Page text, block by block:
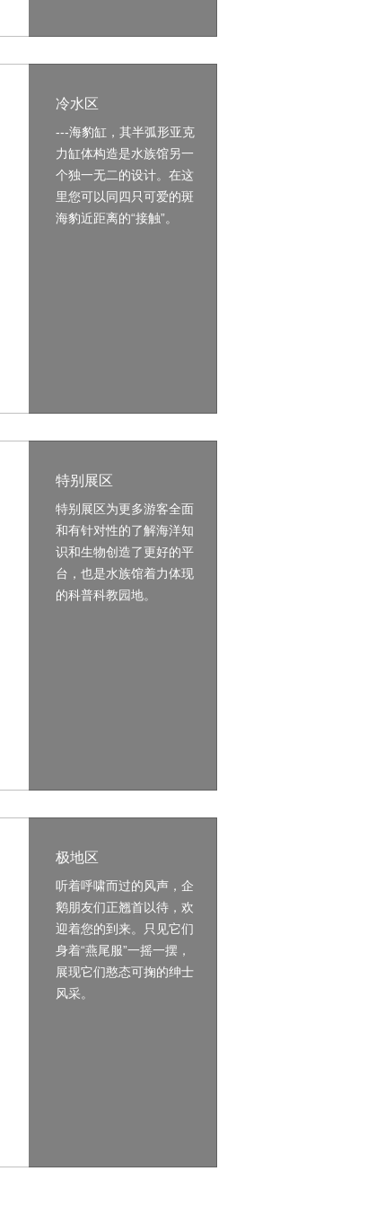
冷水区
---海豹缸，其半弧形亚克
力缸体构造是水族馆另一
个独一无二的设计。在这
里您可以同四只可爱的斑
海豹近距离的“接触”。
特别展区
特别展区为更多游客全面
和有针对性的了解海洋知
识和生物创造了更好的平
台，也是水族馆着力体现
的科普科教园地。
极地区
听着呼啸而过的风声，企
鹅朋友们正翘首以待，欢
迎着您的到来。只见它们
身着“燕尾服”一摇一摆，
展现它们憨态可掬的绅士
风采。